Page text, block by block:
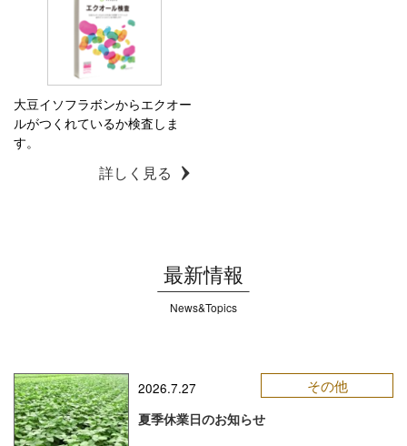
大豆イソフラボンからエクオー
ルがつくれているか検査しま
す。
詳しく見る
最新情報
News&Topics
2026.7.27 その他
夏季休業日のお知らせ